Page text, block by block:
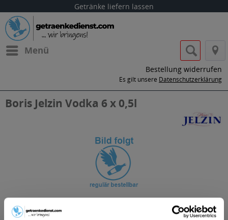
Getränke liefern lassen
Menü
Bestellung widerrufen
Es gilt unsere Datenschutzerklärung
Boris Jelzin Vodka 6 x 0,5l